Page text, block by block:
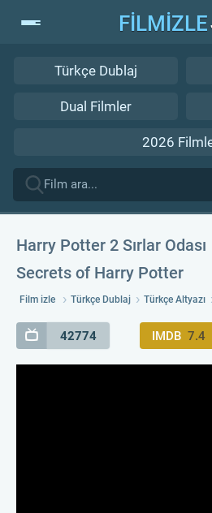
FİLMİZLE
Türkçe Dublaj
Dual Filmler
2026
Harry Potter 2 Sırlar Odası
Secrets of Harry Potter
Film izle Türkçe Dublaj Türkçe Altyazı
42774 IMDB 7.4